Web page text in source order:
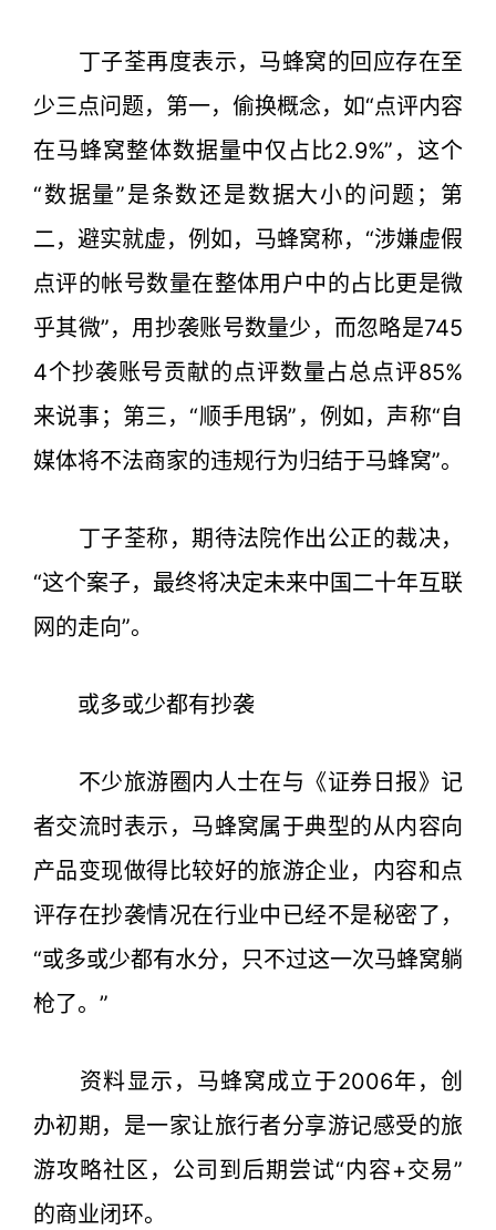
丁子荃再度表示，马蜂窝的回应存在至
少三点问题，第一，偷换概念，如“点评内容
在马蜂窝整体数据量中仅占比2.9%”，这个
“数据量”是条数还是数据大小的问题；第
二，避实就虚，例如，马蜂窝称，“涉嫌虚假
点评的帐号数量在整体用户中的占比更是微
乎其微”，用抄袭账号数量少，而忽略是745
4个抄袭账号贡献的点评数量占总点评85%
来说事；第三，“顺手甩锅”，例如，声称“自
媒体将不法商家的违规行为归结于马蜂窝”。
丁子荃称，期待法院作出公正的裁决，
“这个案子，最终将决定未来中国二十年互联
网的走向”。
或多或少都有抄袭
不少旅游圈内人士在与《证券日报》记
者交流时表示，马蜂窝属于典型的从内容向
产品变现做得比较好的旅游企业，内容和点
评存在抄袭情况在行业中已经不是秘密了，
“或多或少都有水分，只不过这一次马蜂窝躺
枪了。”
资料显示，马蜂窝成立于2006年，创
办初期，是一家让旅行者分享游记感受的旅
游攻略社区，公司到后期尝试“内容+交易”
的商业闭环。